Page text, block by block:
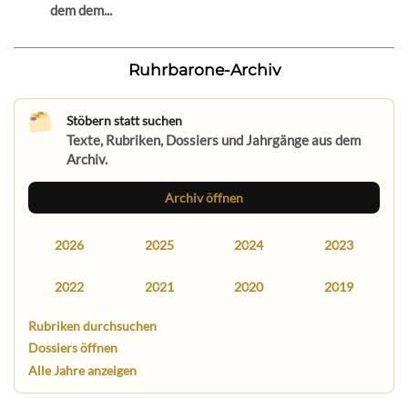
dem dem...
Ruhrbarone-Archiv
Stöbern statt suchen
Texte, Rubriken, Dossiers und Jahrgänge aus dem
Archiv.
Archiv öffnen
2026 2025 2024 2023
2022 2021 2020 2019
Rubriken durchsuchen
Dossiers öffnen
Alle Jahre anzeigen